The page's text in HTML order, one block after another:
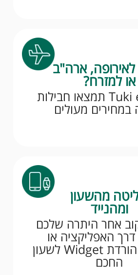
ארה"ב
או למזרח?
עם Tuki eSIM תמצאו חבילות
במחירים מעולים
מהשעון
ומהנייד
אחר היתרה שלכם
דרך האפליקציה או
באמצעות הורדת Widget לשעון
החכם